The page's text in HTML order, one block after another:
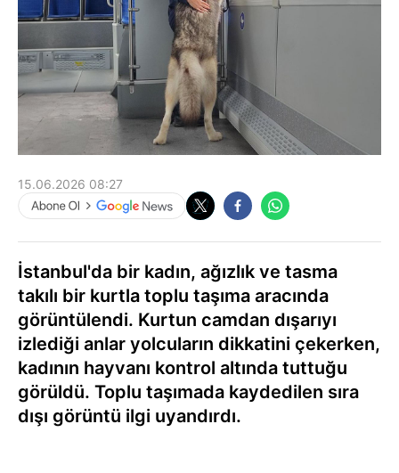
15.06.2026 08:27
İstanbul'da bir kadın, ağızlık ve tasma
takılı bir kurtla toplu taşıma aracında
görüntülendi. Kurtun camdan dışarıyı
izlediği anlar yolcuların dikkatini çekerken,
kadının hayvanı kontrol altında tuttuğu
görüldü. Toplu taşımada kaydedilen sıra
dışı görüntü ilgi uyandırdı.